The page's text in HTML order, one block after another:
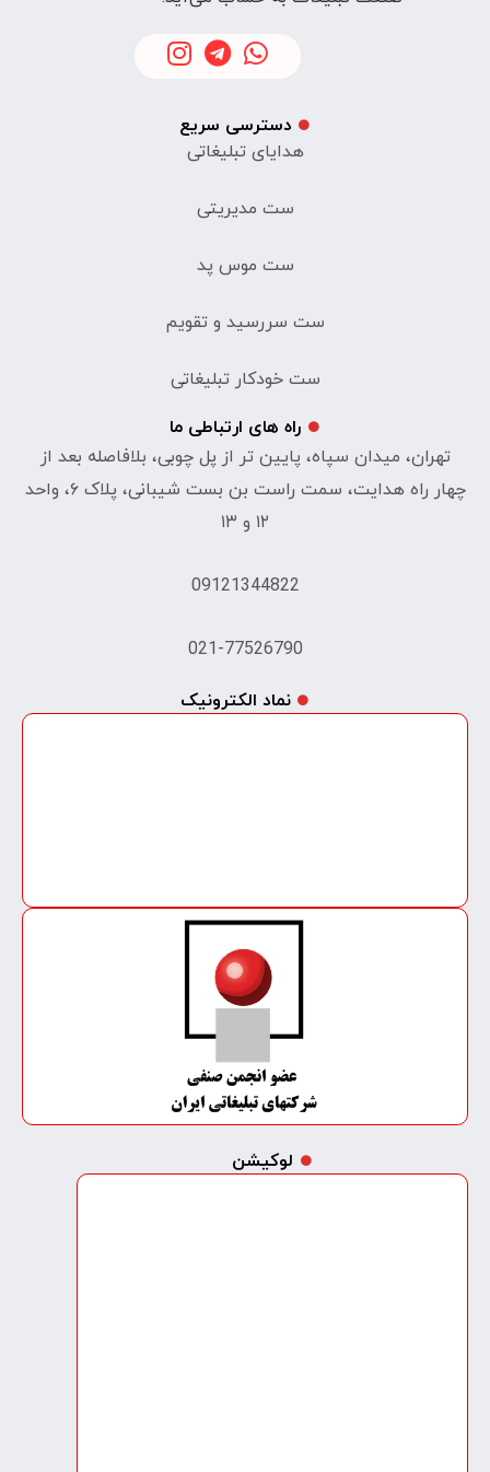
دسترسی سریع
هدایای تبلیغاتی
ست مدیریتی
ست موس پد
ست سررسید و تقویم
ست خودکار تبلیغاتی
راه های ارتباطی ما
تهران، میدان سپاه، پایین تر از پل چوبی، بلافاصله بعد از
چهار راه هدایت، سمت راست بن بست شیبانی، پلاک ۶، واحد
۱۲ و ۱۳
09121344822
021-77526790
نماد الکترونیک
لوکیشن